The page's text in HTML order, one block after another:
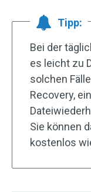
Tipp:
Bei der
es leicht zu
solchen
Recovery,
Sie können
kostenlos